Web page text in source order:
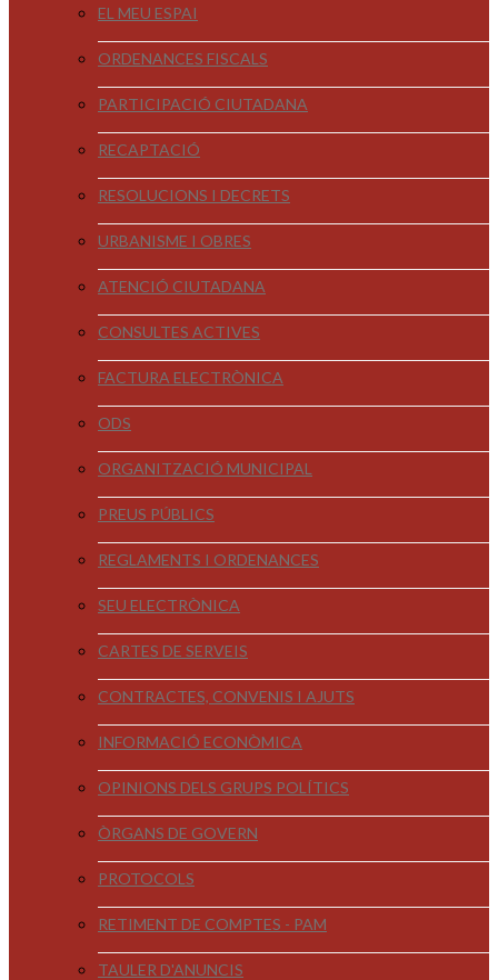
EL MEU ESPAI
ORDENANCES FISCALS
PARTICIPACIÓ CIUTADANA
RECAPTACIÓ
RESOLUCIONS I DECRETS
URBANISME I OBRES
ATENCIÓ CIUTADANA
CONSULTES ACTIVES
FACTURA ELECTRÒNICA
ODS
ORGANITZACIÓ MUNICIPAL
PREUS PÚBLICS
REGLAMENTS I ORDENANCES
SEU ELECTRÒNICA
CARTES DE SERVEIS
CONTRACTES, CONVENIS I AJUTS
INFORMACIÓ ECONÒMICA
OPINIONS DELS GRUPS POLÍTICS
ÒRGANS DE GOVERN
PROTOCOLS
RETIMENT DE COMPTES - PAM
TAULER D'ANUNCIS